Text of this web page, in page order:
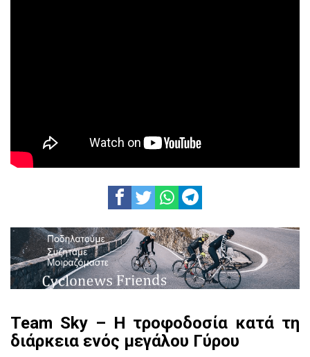
Team Sky – Η τροφοδοσία κατά τη
διάρκεια ενός μεγάλου Γύρου